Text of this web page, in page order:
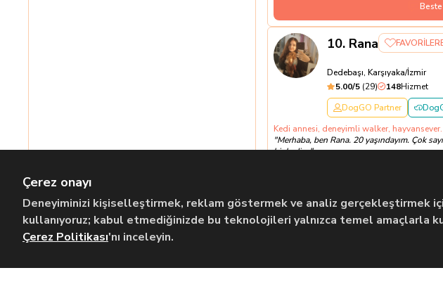
Beste
10. Rana
Dedebaşı, Karşıyaka/İzmir
5.00/5 (29) 148Hizmet
DogGO Partner
Kedi annesi, deneyimli walker, hayvansever.
"Merhaba, ben Rana. 20 yaşındayım. Çok
bir kedi ..."
Çerez onayı
Deneyiminizi kişiselleştirmek, reklam göstermek ve analiz gerçekleştirmek
kullanıyoruz; kabul etmediğinizde bu teknolojileri yalnızca temel amaçlarla
Çerez Politikası'nı inceleyin.